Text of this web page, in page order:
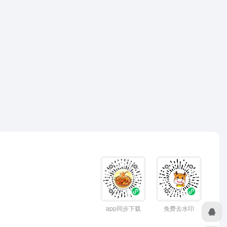
app同步下载 免费去水印